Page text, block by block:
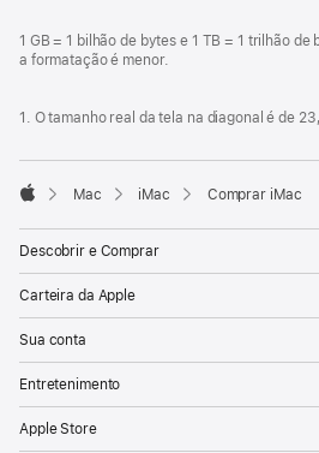
1 GB = 1 bilhão de bytes e 1 TB = 1 trilhão
a formatação é menor.
1. O tamanho real da tela na diagonal é de
Mac iMac Comprar iMac
Descobrir e Comprar
Carteira da Apple
Sua conta
Entretenimento
Apple Store